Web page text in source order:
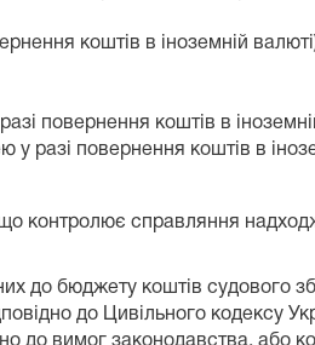
коштів в іноземній
повернення коштів в
у разі повернення коштів в
контролює справляння
до бюджету коштів судового
до Цивільного кодексу
до вимог законодавства, або